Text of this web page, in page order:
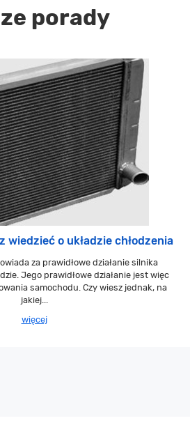
porady
wiedzieć o układzie chłodzenia
za prawidłowe działanie silnika
Jego prawidłowe działanie jest więc
samochodu. Czy wiesz jednak, na
jakiej...
więcej